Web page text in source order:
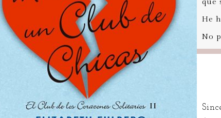
que
He
No